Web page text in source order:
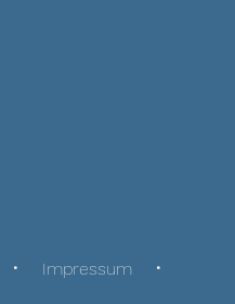
Impressum